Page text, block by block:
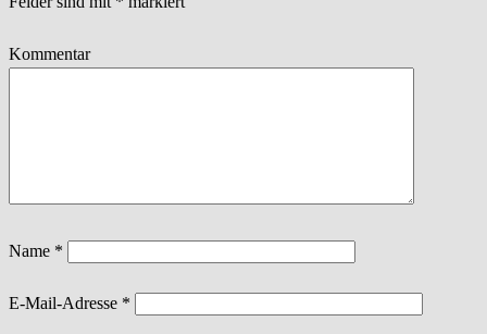
Kommentar
Name *
E-Mail-Adresse *